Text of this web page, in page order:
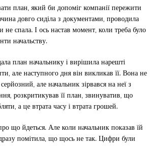
план, який би допоміг компанії пережити
довго сиділа з документами, проводила
спала. І ось настав момент, коли треба було
начальству.
план начальнику і вирішила нарешті
але наступного дня він викликав її. Вона не
але начальник зірвався на неї з
розкритикував її план, звинуватив, що
а це втрата часу і втрата грошей.
що йдеться. Але коли начальник показав їй
помітила, що щось не так. Цифри були